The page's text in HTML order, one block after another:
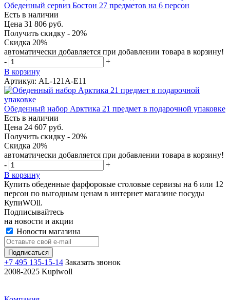
Обеденный сервиз Бостон 27 предметов на 6 персон
Есть в наличии
Цена 31 806 руб.
Получить скидку - 20%
Скидка 20%
автоматически добавляется при добавлении товара в корзину!
-
+
В корзину
Артикул: AL-121A-E11
Обеденный набор Арктика 21 предмет в подарочной упаковке
Есть в наличии
Цена 24 607 руб.
Получить скидку - 20%
Скидка 20%
автоматически добавляется при добавлении товара в корзину!
-
+
В корзину
Купить обеденные фарфоровые столовые сервизы на 6 или 12
персон по выгодным ценам в интернет магазине посуды
КупиWOll.
Подписывайтесь
на новости и акции
Новости магазина
+7 495 135-15-14 Заказать звонок
2008-2025 Kupiwoll